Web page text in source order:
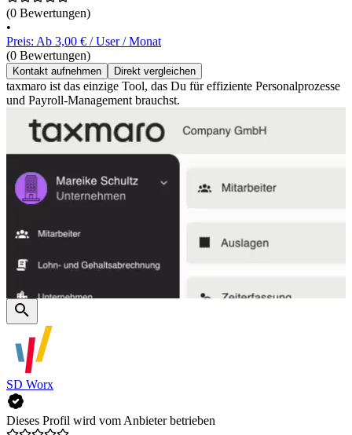
(0 Bewertungen)
•
Preis: Ab 3,00 € / User / Monat
(0 Bewertungen)
Kontakt aufnehmen Direkt vergleichen
taxmaro ist das einzige Tool, das Du für effiziente Personalprozesse
und Payroll-Management brauchst.
SD Worx
Dieses Profil wird vom Anbieter betrieben